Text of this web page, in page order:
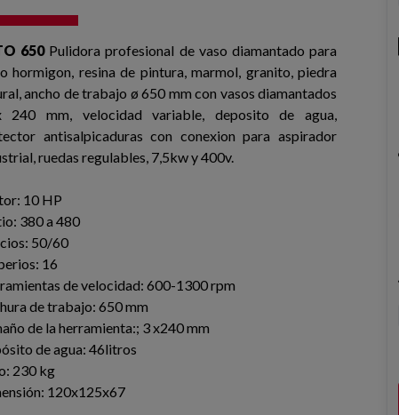
650Pulidora profesional de vaso diamantado para
hormigon, resina de pintura, marmol, granito, piedra
ancho de trabajo ø 650 mm con vasos diamantados
mm, velocidad variable, deposito de agua,
antisalpicaduras con conexion para aspirador
ruedas regulables, 7,5kw y 400v.
10 HP
380 a 480
50/60
16
de velocidad: 600-1300 rpm
de trabajo: 650 mm
de la herramienta:; 3 x240 mm
de agua: 46litros
230 kg
120x125x67